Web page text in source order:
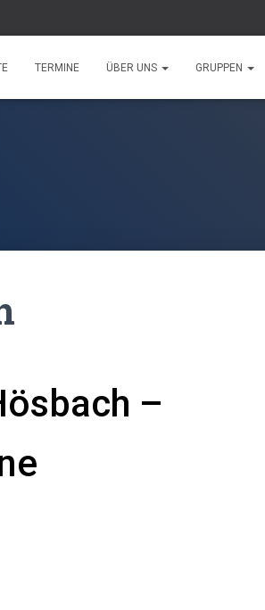
TERMINE ÜBER UNS GRUPPEN
–